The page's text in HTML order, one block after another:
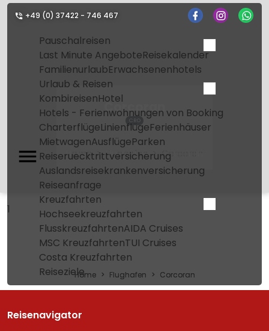
+49 (0) 37422 - 746 467
Pauschalreisen
Last Minute AngeboteReisekalender
FamilienurlaubErwachsenenhotels
Urlaub & Reisen
KombireisenHotel
Hotels - Ferienwohnungen von Booking
CharterflügeLinienflügeFerienhäuser
MietwagenAusflügeParken
Reiseruecktrittversicherung
Auslandsreisekrankenversicherung
Reiseanfrage
Kreuzfahrten
Hochseekreuzfahrten
FlusskreuzfahrtenAIDA Cruises
MSC KreuzfahrtenTUI Cruises
Costa Kreuzfahrten
Reiseziele
Corcoran
CRO
Home Flughafen Corcoran
1
Home Flughafen Corcoran
Reisenavigator